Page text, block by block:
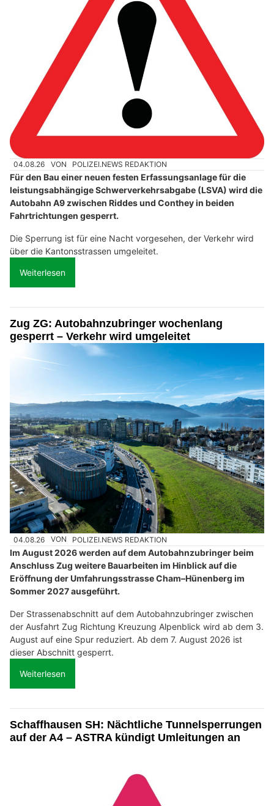
04.08.26 VON POLIZEI.NEWS REDAKTION
Für den Bau einer neuen festen Erfassungsanlage für die
leistungsabhängige Schwerverkehrsabgabe (LSVA) wird die
Autobahn A9 zwischen Riddes und Conthey in beiden
Fahrtrichtungen gesperrt.
Die Sperrung ist für eine Nacht vorgesehen, der Verkehr wird
über die Kantonsstrassen umgeleitet.
Weiterlesen
Zug ZG: Autobahnzubringer wochenlang
gesperrt – Verkehr wird umgeleitet
04.08.26 VON POLIZEI.NEWS REDAKTION
Im August 2026 werden auf dem Autobahnzubringer beim
Anschluss Zug weitere Bauarbeiten im Hinblick auf die
Eröffnung der Umfahrungsstrasse Cham–Hünenberg im
Sommer 2027 ausgeführt.
Der Strassenabschnitt auf dem Autobahnzubringer zwischen
der Ausfahrt Zug Richtung Kreuzung Alpenblick wird ab dem 3.
August auf eine Spur reduziert. Ab dem 7. August 2026 ist
dieser Abschnitt gesperrt.
Weiterlesen
Schaffhausen SH: Nächtliche Tunnelsperrungen
auf der A4 – ASTRA kündigt Umleitungen an